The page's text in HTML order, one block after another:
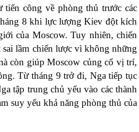
công về phòng thủ trước các
8 khi lực lượng Kiev đột kích
của Moscow. Tuy nhiên, chiến
lầm chiến lược vì không những
còn giúp Moscow củng cố vị trí,
Từ tháng 9 trở đi, Nga tiếp tục
tập trung chủ yếu vào các thành
suy yếu khả năng phòng thủ của